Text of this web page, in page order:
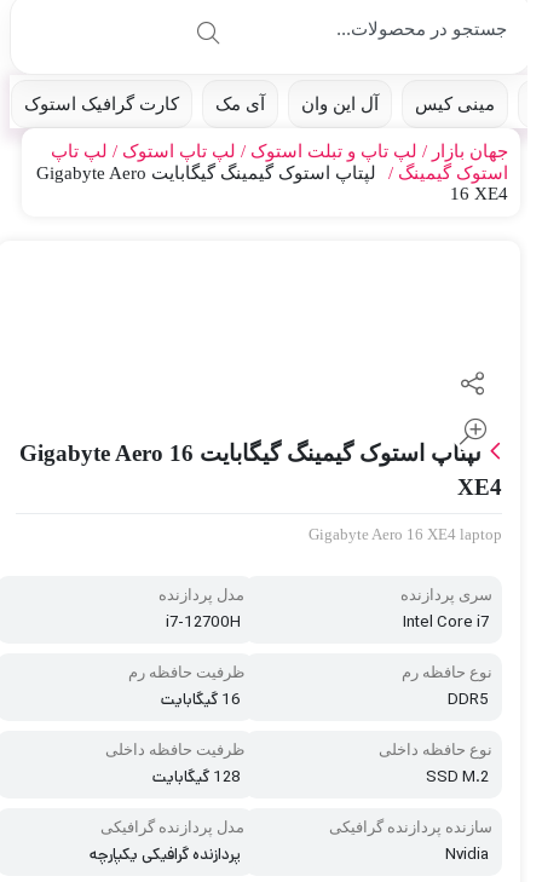
مینی کیس آل این وان آی مک کارت گرافیک استوک
جهان بازار لپ تاپ و تبلت استوک لپ تاپ استوک
لپ تاپ
استوک گیمینگ
لپتاپ استوک گیمینگ گیگابایت Gigabyte Aero
16 XE4
لپتاپ استوک گیمینگ گیگابایت Gigabyte Aero 16
XE4
Gigabyte Aero 16 XE4 laptop
سری پردازنده
Intel Core i7
مدل پردازنده
i7-12700H
نوع حافظه رم
DDR5
ظرفیت حافظه رم
16 گیگابایت
نوع حافظه داخلی
SSD M.2
ظرفیت حافظه داخلی
128 گیگابایت
سازنده پردازنده گرافیکی
Nvidia
مدل پردازنده گرافیکی
پردازنده گرافیکی یکپارچه